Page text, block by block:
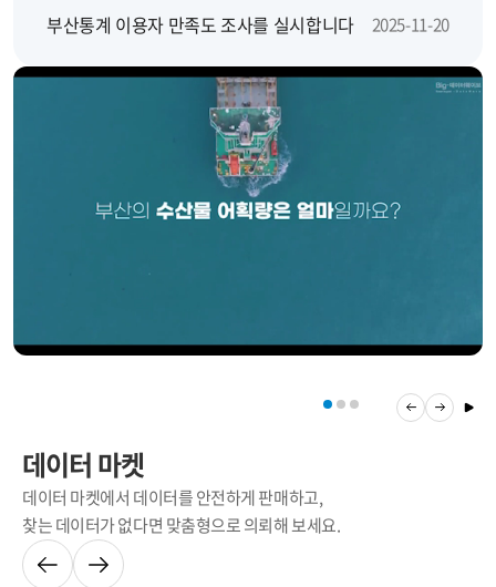
부산통계 이용자 만족도 조사를 실시합니다 2025-11-20
데이터 마켓
데이터 마켓에서 데이터를 안전하게 판매하고,
찾는 데이터가 없다면 맞춤형으로 의뢰해 보세요.